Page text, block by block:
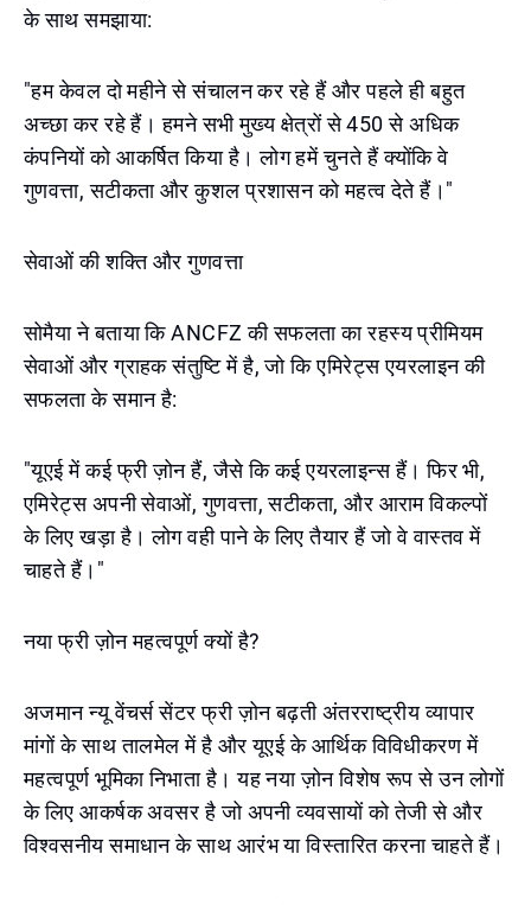
के साथ समझाया:
"हम केवल दो महीने से संचालन कर रहे हैं और पहले ही बहुत
अच्छा कर रहे हैं। हमने सभी मुख्य क्षेत्रों से 450 से अधिक
कंपनियों को आकर्षित किया है। लोग हमें चुनते हैं क्योंकि वे
गुणवत्ता, सटीकता और कुशल प्रशासन को महत्व देते हैं।"
सेवाओं की शक्ति और गुणवत्ता
सोमैया ने बताया कि ANCFZ की सफलता का रहस्य प्रीमियम
सेवाओं और ग्राहक संतुष्टि में है, जो कि एमिरेट्स एयरलाइन की
सफलता के समान है:
"यूएई में कई फ्री ज़ोन हैं, जैसे कि कई एयरलाइन्स हैं। फिर भी,
एमिरेट्स अपनी सेवाओं, गुणवत्ता, सटीकता, और आराम विकल्पों
के लिए खड़ा है। लोग वही पाने के लिए तैयार हैं जो वे वास्तव में
चाहते हैं।"
नया फ्री ज़ोन महत्वपूर्ण क्यों है?
अजमान न्यू वेंचर्स सेंटर फ्री ज़ोन बढ़ती अंतरराष्ट्रीय व्यापार
मांगों के साथ तालमेल में है और यूएई के आर्थिक विविधीकरण में
महत्वपूर्ण भूमिका निभाता है। यह नया ज़ोन विशेष रूप से उन लोगों
के लिए आकर्षक अवसर है जो अपनी व्यवसायों को तेजी से और
विश्वसनीय समाधान के साथ आरंभ या विस्तारित करना चाहते हैं।